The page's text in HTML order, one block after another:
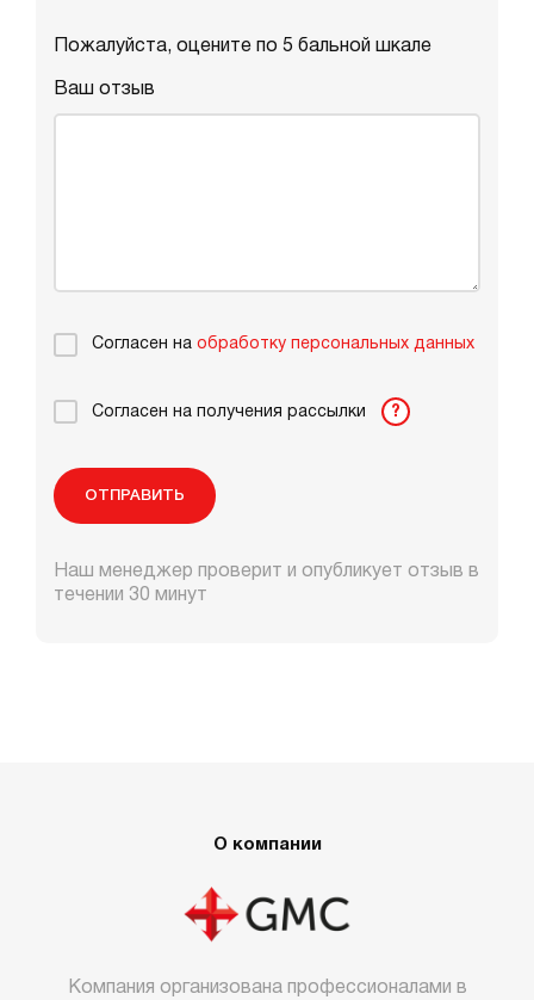
Пожалуйста, оцените по 5 бальной шкале
Ваш отзыв
Согласен на обработку персональных данных
Согласен на получения рассылки ?
ОТПРАВИТЬ
Наш менеджер проверит и опубликует отзыв в
течении 30 минут
О компании
Компания организована профессионалами в